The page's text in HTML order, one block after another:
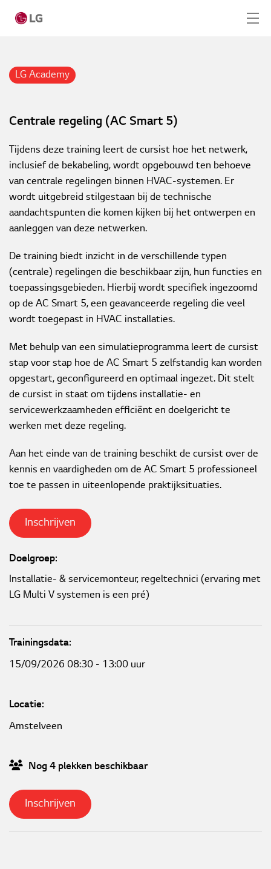
Producten
LG Academy
Service
Tools
Contact
Downloads
Academy
Training
LG Academy
Centrale regeling (AC Smart 5)
Tijdens deze training leert de cursist hoe het netwerk,
inclusief de bekabeling, wordt opgebouwd ten behoeve
van centrale regelingen binnen HVAC-systemen. Er
wordt uitgebreid stilgestaan bij de technische
aandachtspunten die komen kijken bij het ontwerpen en
aanleggen van deze netwerken.
De training biedt inzicht in de verschillende typen
(centrale) regelingen die beschikbaar zijn, hun functies en
toepassingsgebieden. Hierbij wordt specifiek ingezoomd
op de AC Smart 5, een geavanceerde regeling die veel
wordt toegepast in HVAC installaties.
Met behulp van een simulatieprogramma leert de cursist
stap voor stap hoe de AC Smart 5 zelfstandig kan worden
opgestart, geconfigureerd en optimaal ingezet. Dit stelt
de cursist in staat om tijdens installatie- en
servicewerkzaamheden efficiënt en doelgericht te
werken met deze regeling.
Aan het einde van de training beschikt de cursist over de
kennis en vaardigheden om de AC Smart 5 professioneel
toe te passen in uiteenlopende praktijksituaties.
Inschrijven
Doelgroep:
Installatie- & servicemonteur, regeltechnici (ervaring met
LG Multi V systemen is een pré)
Trainingsdata:
15/09/2026 08:30 - 13:00 uur
Locatie:
Amstelveen
Nog 4 plekken beschikbaar
Inschrijven